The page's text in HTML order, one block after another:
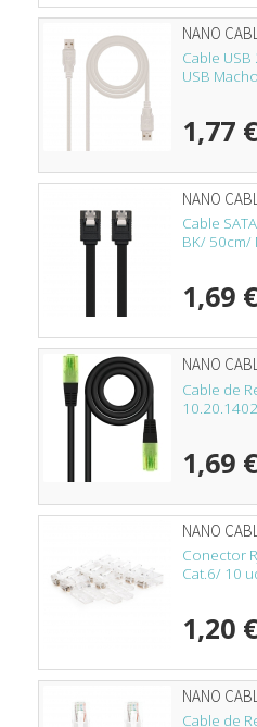
NANO
Cable
USB
1,77 €
NANO
Cable
BK/ 50cm/
1,69 €
NANO
Cable de
1,69 €
NANO
Conector
Cat.6/ 10
1,20 €
NANO
Cable de